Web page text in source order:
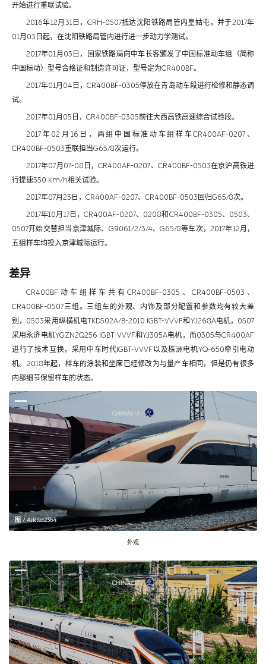
开始进行重联试验。
2016年12月31日，CRH-0507抵达沈阳铁路局管内皇姑屯，并于2017年
01月03日起，在沈阳铁路局管内进行进一步动力学测试。
2017年01月03日，国家铁路局向中车长客颁发了中国标准动车组（简称
中国标动）型号合格证和制造许可证，型号定为CR400BF。
2017年01月04日，CR400BF-0305停放在青岛动车段进行检修和静态调
试。
2017年01月05日，CR400BF-0305前往大西高铁高速综合试验段。
2017年02月16日，两组中国标准动车组样车CR400AF-0207、
CR400BF-0503重联担当G65/8次运行。
2017年07月07-08日，CR400AF-0207、CR400BF-0503在京沪高铁进
行提速350 km/h相关试验。
2017年07月23日，CR400AF-0207、CR400BF-0503回归G65/8次。
2017年10月17日，CR400AF-0207、0208和CR400BF-0305、0503、
0507开始交替担当京津城际、G9061/2/3/4、G65/8等车次，2017年12月，
五组样车均投入京津城际运行。
差异
CR400BF动车组样车共有CR400BF-0305、CR400BF-0503、
CR400BF-0507三组。三组车的外观、内饰及部分配置和参数均有较大差
别，0503采用纵横机电TKD502A/B-2010 IGBT-VVVF和YJ268A电机，0507
采用永济电机YGZN2Q256 IGBT-VVVF和YJ305A电机，而0305与CR400AF
进行了技术互换，采用中车时代IGBT-VVVF以及株洲电机YQ-650牵引电动
机。2018年起，样车的涂装和坐席已经修改为与量产车相同，但是仍有很多
内部细节保留样车的状态。
图 / Aiklld2364
外观